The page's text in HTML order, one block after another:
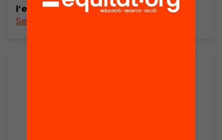
l’educació a Catalunya
See more